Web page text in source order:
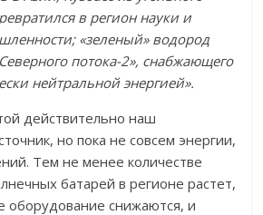
в регион науки и
«зеленый» водород
потока-2», снабжающего
нейтральной энергией».
действительно наш
но пока не совсем энергии,
Тем не менее количестве
батарей в регионе растет,
оборудование снижаются, и